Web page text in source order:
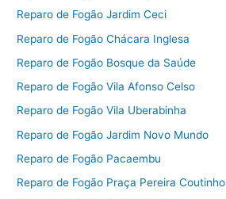
Reparo de Fogão Jardim Ceci
Reparo de Fogão Chácara Inglesa
Reparo de Fogão Bosque da Saúde
Reparo de Fogão Vila Afonso Celso
Reparo de Fogão Vila Uberabinha
Reparo de Fogão Jardim Novo Mundo
Reparo de Fogão Pacaembu
Reparo de Fogão Praça Pereira Coutinho